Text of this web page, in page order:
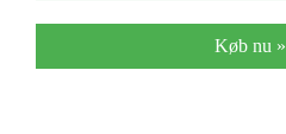
Køb nu »